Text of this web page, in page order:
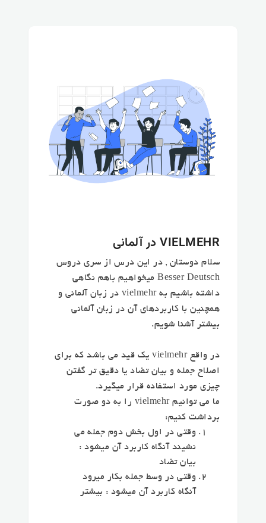
VIELMEHR در آلمانی
سلام دوستان , در این درس از سری دروس
Besser Deutsch میخواهیم باهم نگاهی
داشته باشیم به vielmehr در زبان آلمانی و
همچنین با کاربردهای آن در زبان آلمانی
بیشتر آشنا شویم.
در واقع vielmehr یک قید می باشد که برای
اصلاح جمله و بیان تضاد یا دقیق تر گفتن
چیزی مورد استفاده قرار میگیرد.
ما می توانیم vielmehr را به دو صورت
برداشت کنیم:
وقتی در اول بخش دوم جمله می
نشیند آنگاه کاربرد آن میشود :
بیان تضاد
وقتی در وسط جمله بکار میرود
آنگاه کاربرد آن میشود : بیشتر